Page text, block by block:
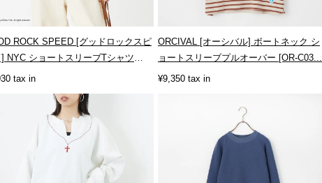
ROCK SPEED [グッドロックスピ
] NYC ショートスリーブTシャツ
tax in
ORCIVAL [オーシバル] ボートネック シ
ョートスリーブプルオーバー [OR-C03...
¥9,350 tax in